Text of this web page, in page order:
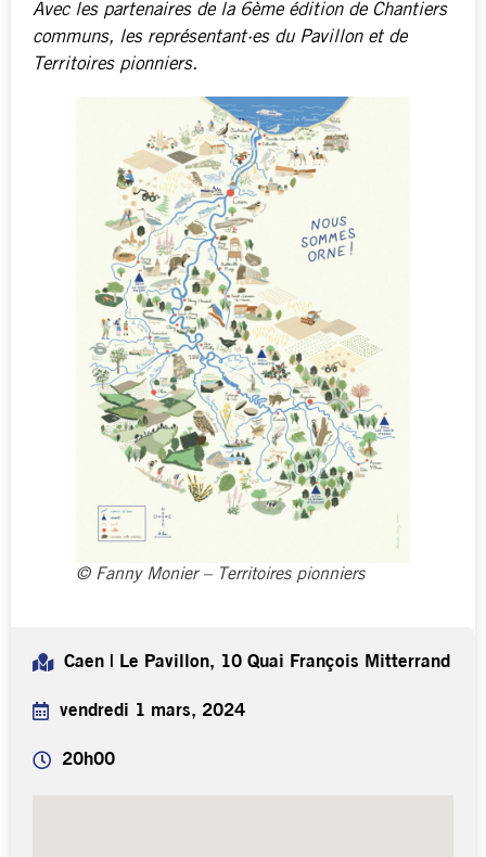
Avec les partenaires de la 6ème édition de Chantiers
communs, les représentant·es du Pavillon et de
Territoires pionniers.
© Fanny Monier – Territoires pionniers
Caen | Le Pavillon, 10 Quai François Mitterrand
vendredi 1 mars, 2024
20h00